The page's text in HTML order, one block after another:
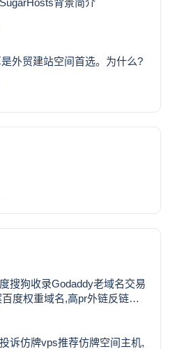
背景简介
外贸建站空间首选。为什么?
搜狗收录Godaddy老域名交易
度权重域名,高pr外链反链域
诉仿牌vps推荐仿牌空间主机,